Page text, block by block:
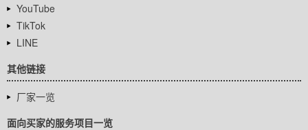
YouTube
TikTok
LINE
其他链接
厂家一览
面向买家的服务项目一览